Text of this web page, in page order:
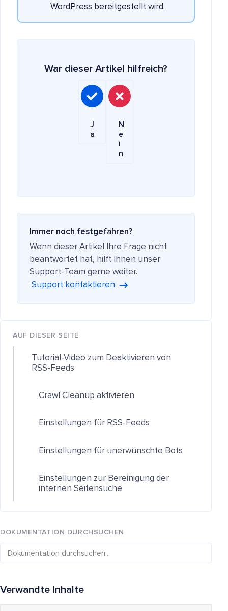
WordPress bereitgestellt wird.
War dieser Artikel hilfreich?
J
a
N
e
i
n
Immer noch festgefahren?
Wenn dieser Artikel Ihre Frage nicht
beantwortet hat, hilft Ihnen unser
Support-Team gerne weiter.
Support kontaktieren
AUF DIESER SEITE
Tutorial-Video zum Deaktivieren von
RSS-Feeds
Crawl Cleanup aktivieren
Einstellungen für RSS-Feeds
Einstellungen für unerwünschte Bots
Einstellungen zur Bereinigung der
internen Seitensuche
DOKUMENTATION DURCHSUCHEN
Verwandte Inhalte